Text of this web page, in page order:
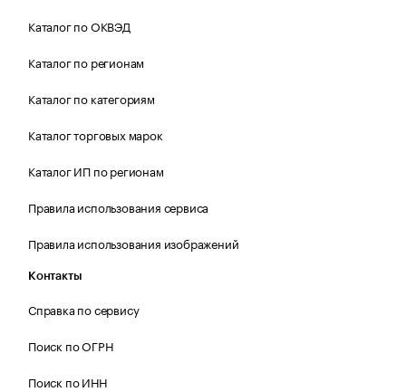
Каталог по ОКВЭД
Каталог по регионам
Каталог по категориям
Каталог торговых марок
Каталог ИП по регионам
Правила использования сервиса
Правила использования изображений
Контакты
Справка по сервису
Поиск по ОГРН
Поиск по ИНН